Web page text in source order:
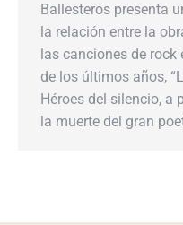
Ballesteros presenta
la relación entre la
las canciones de rock
de los últimos años,
Héroes del silencio, a
la muerte del gran